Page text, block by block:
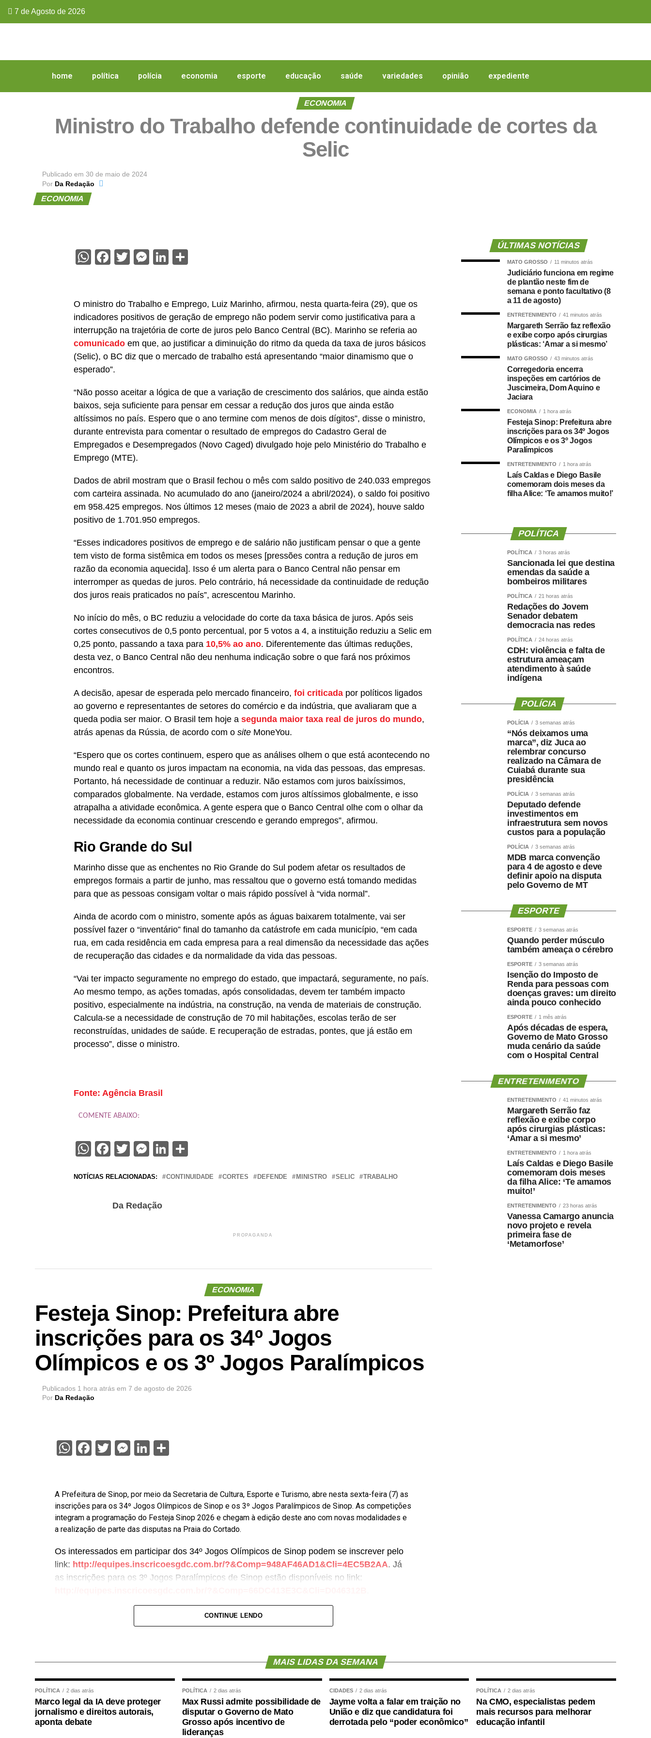
7 de Agosto de 2026
home política polícia economia esporte educação saúde variedades opinião expediente
ECONOMIA
Ministro do Trabalho defende continuidade de cortes da
Selic
Publicado em 30 de maio de 2024
Por Da Redação
ECONOMIA
WhatsApp
Facebook
Twitter
Messenger
LinkedIn
O ministro do Trabalho e Emprego, Luiz Marinho, afirmou, nesta quarta-feira (29), que os
indicadores positivos de geração de emprego não podem servir como justificativa para a
interrupção na trajetória de corte de juros pelo Banco Central (BC). Marinho se referia ao
comunicado em que, ao justificar a diminuição do ritmo da queda da taxa de juros básicos
(Selic), o BC diz que o mercado de trabalho está apresentando “maior dinamismo que o
esperado”.
“Não posso aceitar a lógica de que a variação de crescimento dos salários, que ainda estão
baixos, seja suficiente para pensar em cessar a redução dos juros que ainda estão
altíssimos no país. Espero que o ano termine com menos de dois dígitos”, disse o ministro,
durante entrevista para comentar o resultado de empregos do Cadastro Geral de
Empregados e Desempregados (Novo Caged) divulgado hoje pelo Ministério do Trabalho e
Emprego (MTE).
Dados de abril mostram que o Brasil fechou o mês com saldo positivo de 240.033 empregos
com carteira assinada. No acumulado do ano (janeiro/2024 a abril/2024), o saldo foi positivo
em 958.425 empregos. Nos últimos 12 meses (maio de 2023 a abril de 2024), houve saldo
positivo de 1.701.950 empregos.
“Esses indicadores positivos de emprego e de salário não justificam pensar o que a gente
tem visto de forma sistêmica em todos os meses [pressões contra a redução de juros em
razão da economia aquecida]. Isso é um alerta para o Banco Central não pensar em
interromper as quedas de juros. Pelo contrário, há necessidade da continuidade de redução
dos juros reais praticados no país”, acrescentou Marinho.
No início do mês, o BC reduziu a velocidade do corte da taxa básica de juros. Após seis
cortes consecutivos de 0,5 ponto percentual, por 5 votos a 4, a instituição reduziu a Selic em
0,25 ponto, passando a taxa para 10,5% ao ano. Diferentemente das últimas reduções,
desta vez, o Banco Central não deu nenhuma indicação sobre o que fará nos próximos
encontros.
A decisão, apesar de esperada pelo mercado financeiro, foi criticada por políticos ligados
ao governo e representantes de setores do comércio e da indústria, que avaliaram que a
queda podia ser maior. O Brasil tem hoje a segunda maior taxa real de juros do mundo,
atrás apenas da Rússia, de acordo com o site MoneYou.
“Espero que os cortes continuem, espero que as análises olhem o que está acontecendo no
mundo real e quanto os juros impactam na economia, na vida das pessoas, das empresas.
Portanto, há necessidade de continuar a reduzir. Não estamos com juros baixíssimos,
comparados globalmente. Na verdade, estamos com juros altíssimos globalmente, e isso
atrapalha a atividade econômica. A gente espera que o Banco Central olhe com o olhar da
necessidade da economia continuar crescendo e gerando empregos”, afirmou.
Rio Grande do Sul
Marinho disse que as enchentes no Rio Grande do Sul podem afetar os resultados de
empregos formais a partir de junho, mas ressaltou que o governo está tomando medidas
para que as pessoas consigam voltar o mais rápido possível à “vida normal”.
Ainda de acordo com o ministro, somente após as águas baixarem totalmente, vai ser
possível fazer o “inventário” final do tamanho da catástrofe em cada município, “em cada
rua, em cada residência em cada empresa para a real dimensão da necessidade das ações
de recuperação das cidades e da normalidade da vida das pessoas.
“Vai ter impacto seguramente no emprego do estado, que impactará, seguramente, no país.
Ao mesmo tempo, as ações tomadas, após consolidadas, devem ter também impacto
positivo, especialmente na indústria, na construção, na venda de materiais de construção.
Calcula-se a necessidade de construção de 70 mil habitações, escolas terão de ser
reconstruídas, unidades de saúde. E recuperação de estradas, pontes, que já estão em
processo”, disse o ministro.
Fonte: Agência Brasil
COMENTE ABAIXO:
WhatsApp
Facebook
Twitter
Messenger
LinkedIn
NOTÍCIAS RELACIONADAS: CONTINUIDADE CORTES DEFENDE MINISTRO SELIC TRABALHO
Da Redação
PROPAGANDA
ECONOMIA
Festeja Sinop: Prefeitura abre
inscrições para os 34º Jogos
Olímpicos e os 3º Jogos Paralímpicos
Publicados 1 hora atrás em 7 de agosto de 2026
Por Da Redação
WhatsApp
Facebook
Twitter
Messenger
LinkedIn
A Prefeitura de Sinop, por meio da Secretaria de Cultura, Esporte e Turismo, abre nesta sexta-feira (7) as
inscrições para os 34º Jogos Olímpicos de Sinop e os 3º Jogos Paralímpicos de Sinop. As competições
integram a programação do Festeja Sinop 2026 e chegam à edição deste ano com novas modalidades e
a realização de parte das disputas na Praia do Cortado.
Os interessados em participar dos 34º Jogos Olímpicos de Sinop podem se inscrever pelo
link: http://equipes.inscricoesgdc.com.br/?&Comp=948AF46AD1&Cli=4EC5B2AA. Já
as inscrições para os 3º Jogos Paralímpicos de Sinop estão disponíveis no link:
Entre as novidades desta edição está a inclusão das modalidades de boliche e vôlei de
praia nos Jogos Paralímpicos. Outra atração será o passeio ciclístico, com percurso entre o
disputas de beach tennis, vôlei de praia e futevôlei serão realizadas no local.
A programação dos Jogos Olímpicos conta com modalidades coletivas e individuais, como
basquetebol, futsal, futebol sete, handebol, voleibol, ciclismo, mountain bike, natação,
karatê, tênis de mesa, xadrez, basquete 3×3, beach tennis, futevôlei e vôlei de praia. Já os
3º Jogos Paralímpicos de Sinop contarão com disputas de atletismo, natação, tênis de
CONTINUE LENDO
ÚLTIMAS NOTÍCIAS
MATO GROSSO 11 minutos atrás
Judiciário funciona em regime
de plantão neste fim de
semana e ponto facultativo (8
a 11 de agosto)
ENTRETENIMENTO 41 minutos atrás
Margareth Serrão faz reflexão
e exibe corpo após cirurgias
plásticas: ‘Amar a si mesmo’
MATO GROSSO 43 minutos atrás
Corregedoria encerra
inspeções em cartórios de
Juscimeira, Dom Aquino e
Jaciara
ECONOMIA 1 hora atrás
Festeja Sinop: Prefeitura abre
inscrições para os 34º Jogos
Olímpicos e os 3º Jogos
Paralímpicos
ENTRETENIMENTO 1 hora atrás
Laís Caldas e Diego Basile
comemoram dois meses da
filha Alice: ‘Te amamos muito!’
POLÍTICA
POLÍTICA 3 horas atrás
Sancionada lei que destina
emendas da saúde a
bombeiros militares
POLÍTICA 21 horas atrás
Redações do Jovem
Senador debatem
democracia nas redes
POLÍTICA 24 horas atrás
CDH: violência e falta de
estrutura ameaçam
atendimento à saúde
indígena
POLÍCIA
POLÍCIA 3 semanas atrás
“Nós deixamos uma
marca”, diz Juca ao
relembrar concurso
realizado na Câmara de
Cuiabá durante sua
presidência
POLÍCIA 3 semanas atrás
Deputado defende
investimentos em
infraestrutura sem novos
custos para a população
POLÍCIA 3 semanas atrás
MDB marca convenção
para 4 de agosto e deve
definir apoio na disputa
pelo Governo de MT
ESPORTE
ESPORTE 3 semanas atrás
Quando perder músculo
também ameaça o cérebro
ESPORTE 3 semanas atrás
Isenção do Imposto de
Renda para pessoas com
doenças graves: um direito
ainda pouco conhecido
ESPORTE 1 mês atrás
Após décadas de espera,
Governo de Mato Grosso
muda cenário da saúde
com o Hospital Central
ENTRETENIMENTO
ENTRETENIMENTO 41 minutos atrás
Margareth Serrão faz
reflexão e exibe corpo
após cirurgias plásticas:
‘Amar a si mesmo’
ENTRETENIMENTO 1 hora atrás
Laís Caldas e Diego Basile
comemoram dois meses
da filha Alice: ‘Te amamos
muito!’
ENTRETENIMENTO 23 horas atrás
Vanessa Camargo anuncia
novo projeto e revela
primeira fase de
‘Metamorfose’
MAIS LIDAS DA SEMANA
POLÍTICA 2 dias atrás
Marco legal da IA deve proteger
jornalismo e direitos autorais,
aponta debate
POLÍTICA 2 dias atrás
Max Russi admite possibilidade de
disputar o Governo de Mato
Grosso após incentivo de
lideranças
CIDADES 2 dias atrás
Jayme volta a falar em traição no
União e diz que candidatura foi
derrotada pelo “poder econômico”
POLÍTICA 2 dias atrás
Na CMO, especialistas pedem
mais recursos para melhorar
educação infantil